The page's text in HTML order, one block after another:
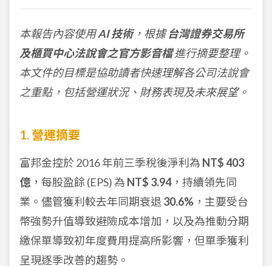
本報告內容使用AI 技術，根據台灣證券交易所
及櫃買中心法說會之官方影音檔進行摘要整理。
本文件的目標是協助讀者快速理解各公司法說會
之重點，包括營運狀況、財務表現及未來展望。
1. 營運摘要
富邦金控於 2016 年前三季稅後淨利為 NT$ 403
億，每股盈餘 (EPS) 為 NT$ 3.94，持續領先同
業。儘管獲利較去年同期衰退 30.6% ，主要受台
幣強勢升值導致避險成本增加，以及為推動分期
繳保單導致初年度費用提高所影響，但單季獲利
呈現逐季改善的趨勢。